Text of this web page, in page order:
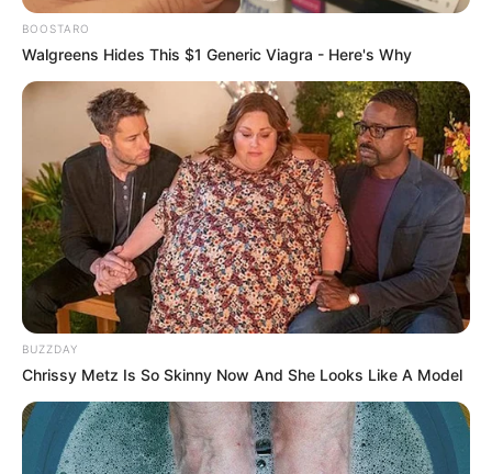
(foto: imdb)
Mortal Engines berlatar pada sebuah dunia steampunk paska
kehancuran dunia yang terjadi ratusan tahun lalu. Pada saat itu,
seluruh kota ditaruh di atas roda dan memiliki mesin.
BOOSTARO
Walgreens Hides This $1 Generic Viagra - Here's Why
BUZZDAY
Chrissy Metz Is So Skinny Now And She Looks Like A Model